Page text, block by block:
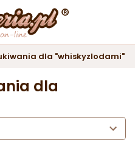
dla "whiskyzlodami"
dla